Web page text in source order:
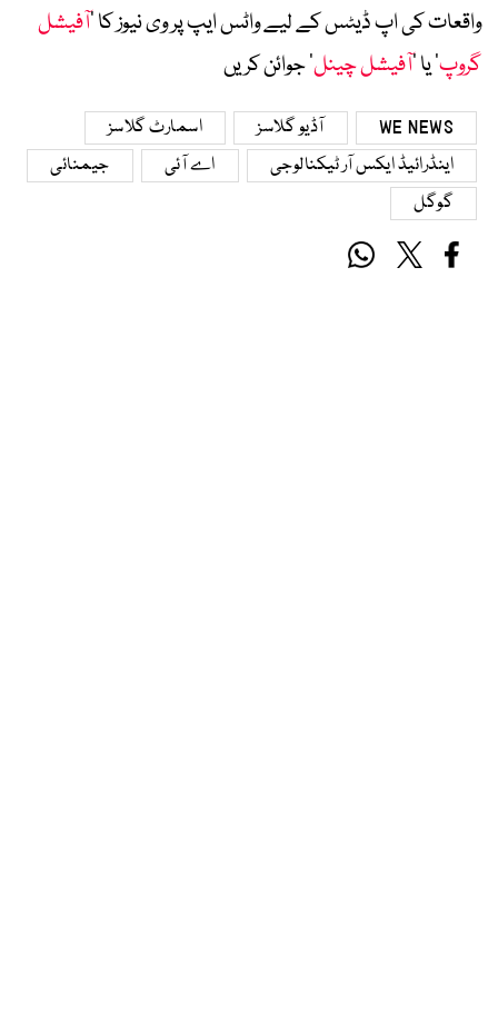
واقعات کی اپ ڈیٹس کے لیے واٹس ایپ پر وی نیوز کا ’آفیشل
گروپ‘ یا ’آفیشل چینل‘ جوائن کریں
WE NEWS آڈیو گلاسز
اسمارٹ گلاسز
اینڈرائیڈ ایکس آر ٹیکنالوجی
اے آئی
جیمنائی
گوگل